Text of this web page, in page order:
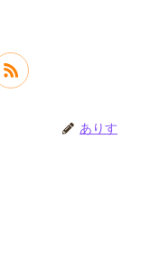
ありす